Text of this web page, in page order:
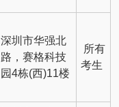
深圳市华强北
路，赛格科技
园4栋(西)11楼
所有
考生